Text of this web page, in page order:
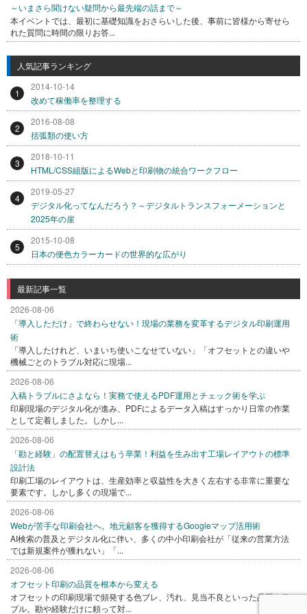
～いまさら聞けない疑問から最先端の話まで～
本イベントでは、最初に基礎知識をおさらいした後、事前に皆様から寄せら
れた質問に時間の限りお答...
人気記事ランキング
1
2014-10-14
改めて稼働率を整理する
2
2016-08-08
括弧類の使い方
3
2018-10-11
HTML/CSS組版によるWebと印刷物の統合ワークフロー
4
2019-05-27
デジタル化ってなんだろう？～デジタルトランスフォーメーションと
2025年の崖
5
2015-10-08
日本の便色カラーカードの世界的な広がり
最新記事一覧
2026-08-06
「導入しただけ」で終わらせない！現場の業務を変革するデジタル印刷運用
術
「導入したけれど、いまいち使いこなせていない」「オフセットとの違いや
機械ごとのトラブル対応に現場...
2026-08-06
入稿トラブルにさよなら！実務で使えるPDF運用とチェック術を学ぶ
印刷現場のデジタル化が進み、PDFによるデータ入稿はすっかり日常の作業
として定着しました。しかし...
2026-08-06
「勘と経験」の配置替えはもう卒業！利益を生み出す工場レイアウトの標準
設計法
印刷工場のレイアウトは、生産効率と収益性を大きく左右する非常に重要な
要素です。しかし多くの現場で...
2026-08-06
Webが苦手な印刷会社へ。地元顧客を獲得するGoogleマップ活用術
AI検索の普及とデジタル化に伴い、多くの中小印刷会社が「従来の営業方法
では新規案件が獲れない」「...
2026-08-06
オフセット印刷の品質を根本から変える
オフセットの印刷現場で頻発する色ブレ、汚れ、見当不良といった品質トラ
ブル。勘や経験だけに頼って対...